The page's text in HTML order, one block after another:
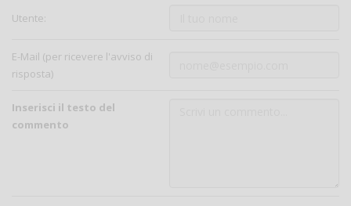
Utente:
E-Mail (per ricevere l'avviso di
risposta)
Inserisci il testo del
commento